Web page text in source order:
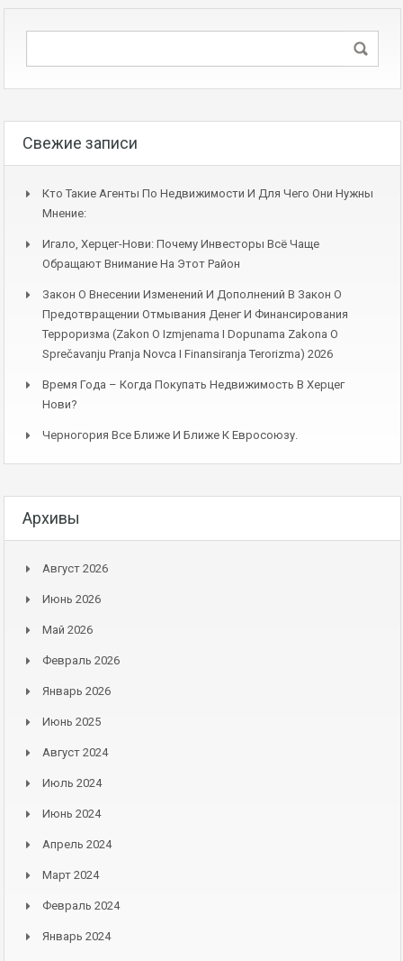
Свежие записи
Кто Такие Агенты По Недвижимости И Для Чего Они Нужны
Мнение:
Игало, Херцег-Нови: Почему Инвесторы Всё Чаще
Обращают Внимание На Этот Район
Закон О Внесении Изменений И Дополнений В Закон О
Предотвращении Отмывания Денег И Финансирования
Терроризма (Zakon O Izmjenama I Dopunama Zakona O
Sprečavanju Pranja Novca I Finansiranja Terorizma) 2026
Время Года – Когда Покупать Недвижимость В Херцег
Нови?
Черногория Все Ближе И Ближе К Евросоюзу.
Архивы
Август 2026
Июнь 2026
Май 2026
Февраль 2026
Январь 2026
Июнь 2025
Август 2024
Июль 2024
Июнь 2024
Апрель 2024
Март 2024
Февраль 2024
Январь 2024